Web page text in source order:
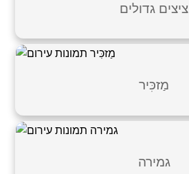
ציצים גדולים
מַזכִּיר
גמירה